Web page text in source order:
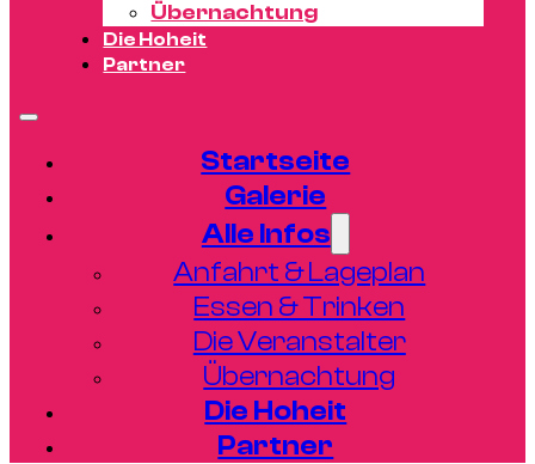
Übernachtung
Die Hoheit
Partner
Startseite
Galerie
Alle Infos
Anfahrt & Lageplan
Essen & Trinken
Die Veranstalter
Übernachtung
Die Hoheit
Partner